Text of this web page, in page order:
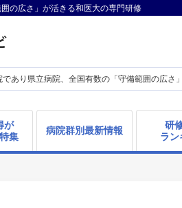
の広さ」が活きる和医大の専門研修
であり県立病院、全国有数の「守備範囲の広さ
が
集
病院群別最新情報
研
ラン